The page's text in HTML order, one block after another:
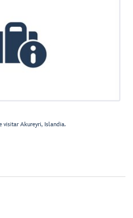
visitar Akureyri, Islandia.